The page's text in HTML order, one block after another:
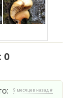
0
9 месяцев назад #